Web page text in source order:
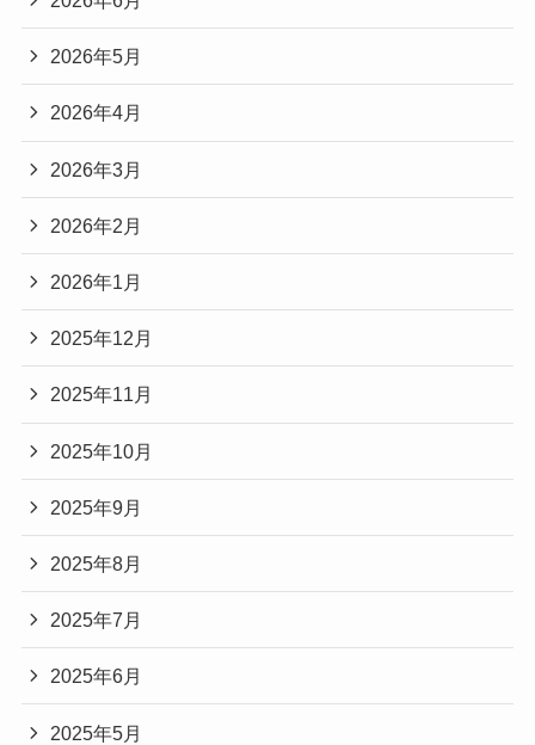
2026年5月
2026年4月
2026年3月
2026年2月
2026年1月
2025年12月
2025年11月
2025年10月
2025年9月
2025年8月
2025年7月
2025年6月
2025年5月